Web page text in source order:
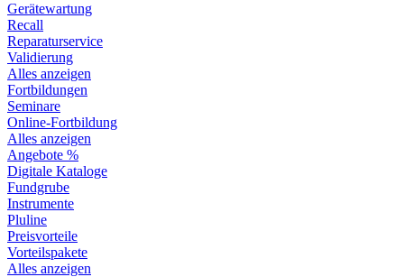
Gerätewartung
Recall
Reparaturservice
Validierung
Alles anzeigen
Fortbildungen
Seminare
Online-Fortbildung
Alles anzeigen
Angebote %
Digitale Kataloge
Fundgrube
Instrumente
Pluline
Preisvorteile
Vorteilspakete
Alles anzeigen